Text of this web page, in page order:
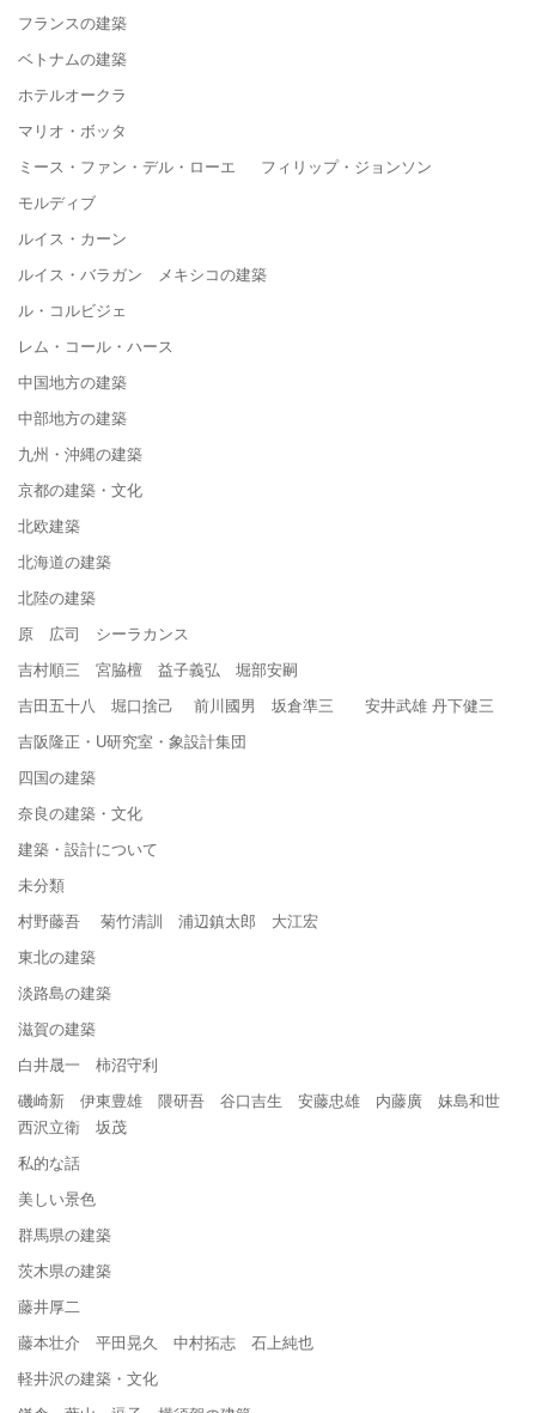
フランスの建築
ベトナムの建築
ホテルオークラ
マリオ・ボッタ
ミース・ファン・デル・ローエ フィリップ・ジョンソン
モルディブ
ルイス・カーン
ルイス・バラガン メキシコの建築
ル・コルビジェ
レム・コール・ハース
中国地方の建築
中部地方の建築
九州・沖縄の建築
京都の建築・文化
北欧建築
北海道の建築
北陸の建築
原 広司 シーラカンス
吉村順三 宮脇檀 益子義弘 堀部安嗣
吉田五十八 堀口捨己 前川國男 坂倉準三 安井武雄 丹下健三
吉阪隆正・U研究室・象設計集団
四国の建築
奈良の建築・文化
建築・設計について
未分類
村野藤吾 菊竹清訓 浦辺鎮太郎 大江宏
東北の建築
淡路島の建築
滋賀の建築
白井晟一 柿沼守利
磯崎新 伊東豊雄 隈研吾 谷口吉生 安藤忠雄 内藤廣 妹島和世
西沢立衛 坂茂
私的な話
美しい景色
群馬県の建築
茨木県の建築
藤井厚二
藤本壮介 平田晃久 中村拓志 石上純也
軽井沢の建築・文化